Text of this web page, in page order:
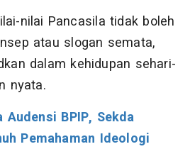
nilai Pancasila tidak boleh
atau slogan semata,
dalam kehidupan sehari-
nyata.
Audensi BPIP, Sekda
Pemahaman Ideologi